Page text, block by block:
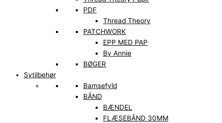
PDF
Thread Theory
PATCHWORK
EPP MED PAP
By Annie
BØGER
Sytilbehør
Bamsefyld
BÅND
BÆNDEL
FLÆSEBÅND 30MM